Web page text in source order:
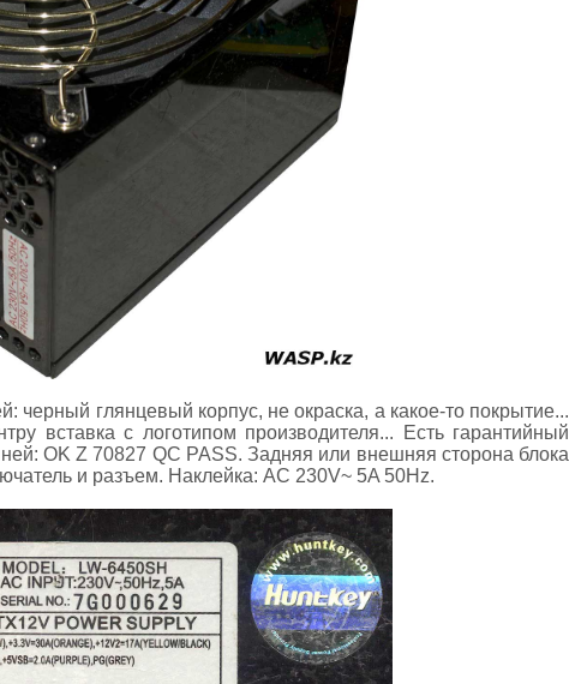
глянцевый корпус, не окраска, а какое-то покрытие...
вставка с логотипом производителя... Есть гарантийный
OK Z 70827 QC PASS. Задняя или внешняя сторона блока
и разъем. Наклейка: AC 230V~ 5A 50Hz.